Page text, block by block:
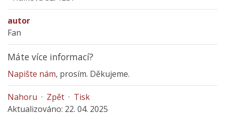
autor
Fan
Máte více informací?
Napište nám, prosím. Děkujeme.
Nahoru · Zpět · Tisk
Aktualizováno: 22. 04. 2025